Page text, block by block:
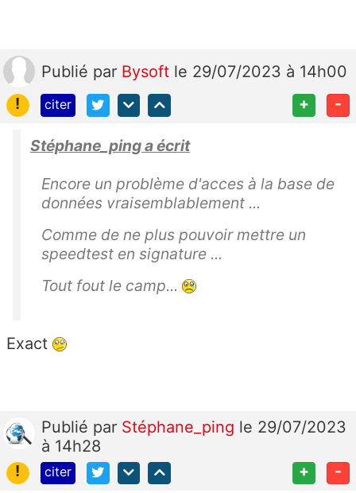
Publié par Bysoft le 29/07/2023 à 14h00
!
citer + -
Stéphane_ping a écrit
Encore un problème d'acces à la base de
données vraisemblablement ...
Comme de ne plus pouvoir mettre un
speedtest en signature ...
Tout fout le camp...
Exact
Publié par Stéphane_ping le 29/07/2023
à 14h28
!
citer + -